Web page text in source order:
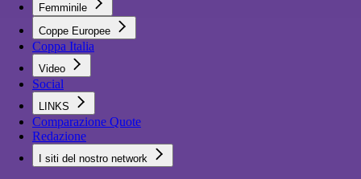
Femminile
Coppe Europee
Coppa Italia
Video
Social
LINKS
Comparazione Quote
Redazione
I siti del nostro network